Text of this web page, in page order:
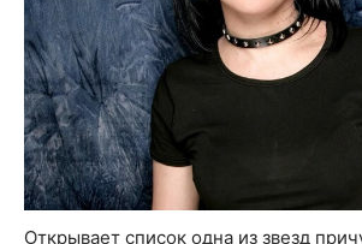
Открывает список одна из звезд